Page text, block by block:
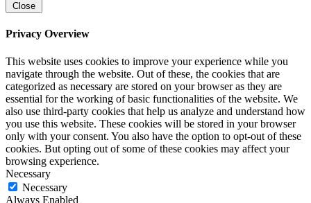
Close
Privacy Overview
This website uses cookies to improve your experience while you
navigate through the website. Out of these, the cookies that are
categorized as necessary are stored on your browser as they are
essential for the working of basic functionalities of the website. We
also use third-party cookies that help us analyze and understand how
you use this website. These cookies will be stored in your browser
only with your consent. You also have the option to opt-out of these
cookies. But opting out of some of these cookies may affect your
browsing experience.
Necessary
Necessary
Always Enabled